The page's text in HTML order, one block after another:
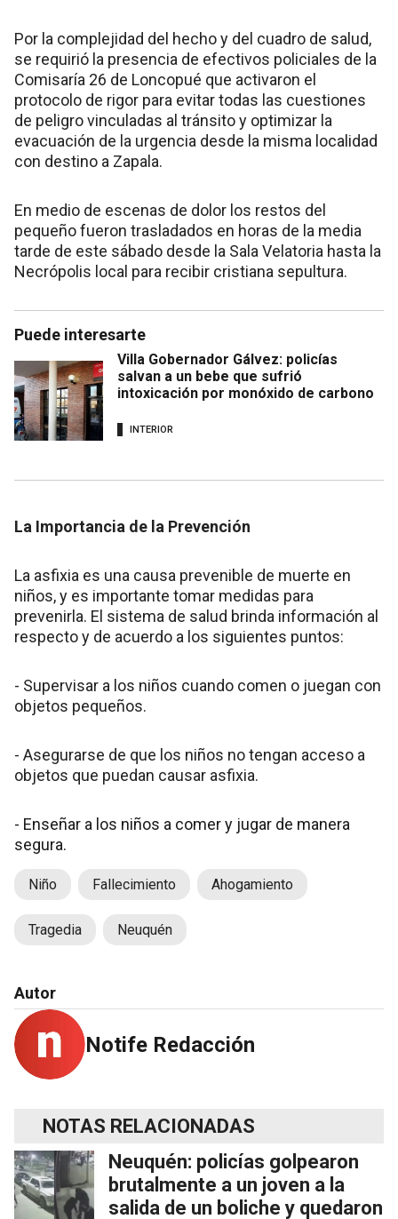
Por la complejidad del hecho y del cuadro de salud,
se requirió la presencia de efectivos policiales de la
Comisaría 26 de Loncopué que activaron el
protocolo de rigor para evitar todas las cuestiones
de peligro vinculadas al tránsito y optimizar la
evacuación de la urgencia desde la misma localidad
con destino a Zapala.
En medio de escenas de dolor los restos del
pequeño fueron trasladados en horas de la media
tarde de este sábado desde la Sala Velatoria hasta la
Necrópolis local para recibir cristiana sepultura.
Puede interesarte
Villa Gobernador Gálvez: policías
salvan a un bebe que sufrió
intoxicación por monóxido de carbono
INTERIOR
La Importancia de la Prevención
La asfixia es una causa prevenible de muerte en
niños, y es importante tomar medidas para
prevenirla. El sistema de salud brinda información al
respecto y de acuerdo a los siguientes puntos:
- Supervisar a los niños cuando comen o juegan con
objetos pequeños.
- Asegurarse de que los niños no tengan acceso a
objetos que puedan causar asfixia.
- Enseñar a los niños a comer y jugar de manera
segura.
Niño Fallecimiento Ahogamiento
Tragedia Neuquén
Autor
Notife Redacción
NOTAS RELACIONADAS
Neuquén: policías golpearon
brutalmente a un joven a la
salida de un boliche y quedaron